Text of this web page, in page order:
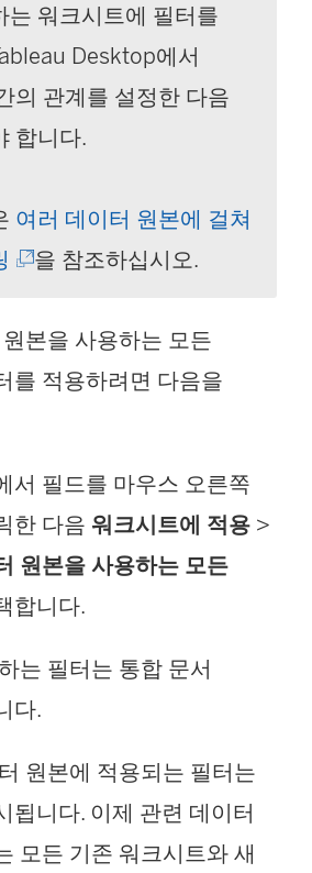
는 워크시트에 필터를
Desktop에서
의 관계를 설정한 다음
합니다.
여러 데이터 원본에 걸쳐
(
크
가
에
서
열
림
)
을 참조하십시오.
본을 사용하는 모든
를 적용하려면 다음을
서 필드를 마우스 오른쪽
한 다음 워크시트에 적용 >
원본을 사용하는 모든
합니다.
는 필터는 통합 문서
다.
원본에 적용되는 필터는
됩니다. 이제 관련 데이터
모든 기존 워크시트와 새